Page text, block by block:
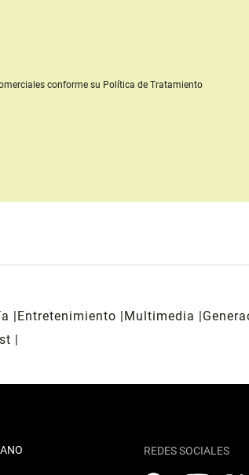
conforme su Política de Tratamiento
Entretenimiento Multimedia
REDES SOCIALES